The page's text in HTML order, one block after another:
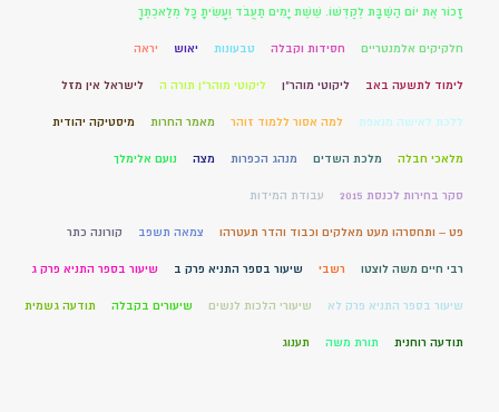
זָכוֹר אֶת יוֹם הַשַּׁבָּת לְקַדְּשׁוֹ. שֵׁשֶׁת יָמִים תַּעֲבֹד וְעָשִׂיתָ כָּל מְלַאכְתֶּךָ
חלקיקים אלמנטריים חסידות וקבלה טבעונות יאוש יראה
לימוד לתשעה באב ליקוטי מוהר"ן ליקוטי מוהר"ן תורה ה לישראל אין מזל
ללכת לאישה מנאפת למה אסור ללמוד זוהר מאמר החרות מיסטיקה יהודית
מלאכי חבלה מלכת השדים מנהג הכפרות מצה נועם אלימלך
סקר בחירות לכנסת 2015 עבודת המידות
פט – ותחסרהו מעט מאלקים וכבוד והדר תעטרהו צמאה תשפב קורונה כתר
רבי חיים משה לוצטו רשבי שיעור בספר התניא פרק ב שיעור בספר התניא פרק ג
שיעור בספר התניא פרק לא שיעורי הלכות לנשים שיעורים בקבלה תודעה גשמית
תודעה רוחנית תורת משה תענוג